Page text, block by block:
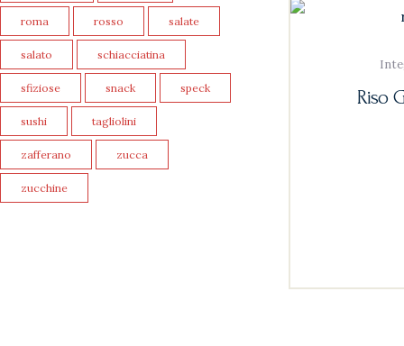
Riso
roma rosso salate
salato schiacciatina
sfiziose snack speck
sushi tagliolini
zafferano zucca
zucchine